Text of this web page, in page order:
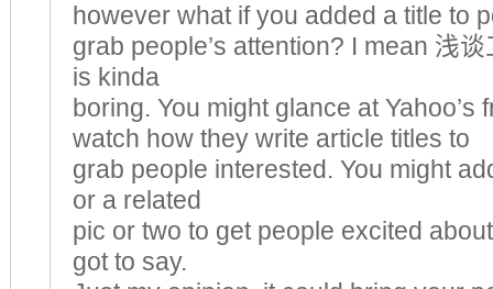
however what if you added a title to
grab people’s attention? I mean 浅
is kinda
boring. You might glance at Yahoo’s
watch how they write article titles to
grab people interested. You might
or a related
pic or two to get people excited
got to say.